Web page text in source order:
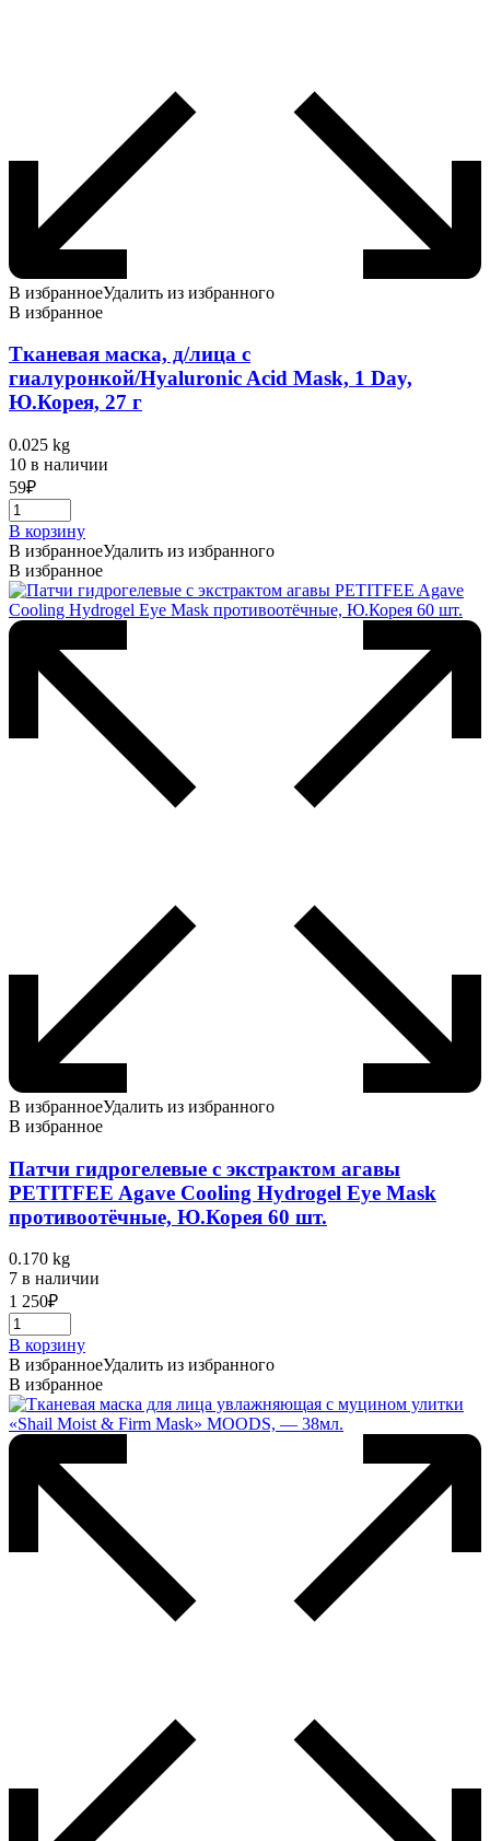
В избранноеУдалить из избранного
В избранное
Тканевая маска, д/лица с
гиалуронкой/Hyaluronic Acid Mask, 1 Day,
Ю.Корея, 27 г
0.025 kg
10 в наличии
59₽
В корзину
В избранноеУдалить из избранного
В избранное
В избранноеУдалить из избранного
В избранное
Патчи гидрогелевые с экстрактом агавы
PETITFEE Agave Cooling Hydrogel Eye Mask
противоотёчные, Ю.Корея 60 шт.
0.170 kg
7 в наличии
1 250₽
В корзину
В избранноеУдалить из избранного
В избранное